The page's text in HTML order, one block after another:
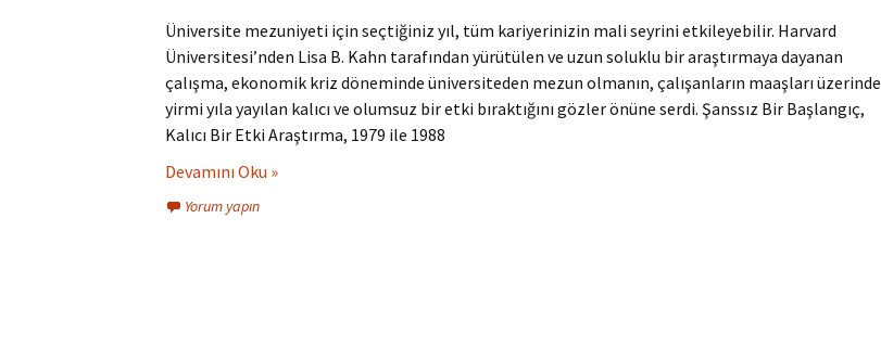
Üniversite mezuniyeti için seçtiğiniz yıl, tüm kariyerinizin mali seyrini etkileyebilir. Harvard
Üniversitesi’nden Lisa B. Kahn tarafından yürütülen ve uzun soluklu bir araştırmaya dayanan
çalışma, ekonomik kriz döneminde üniversiteden mezun olmanın, çalışanların maaşları üzerinde
yirmi yıla yayılan kalıcı ve olumsuz bir etki bıraktığını gözler önüne serdi. Şanssız Bir Başlangıç,
Kalıcı Bir Etki Araştırma, 1979 ile 1988
Devamını Oku »
Yorum yapın